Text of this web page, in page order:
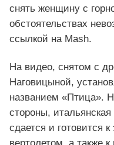
снять женщину с
обстоятельствах
ссылкой на Mash.
На видео, снятом с
Наговицыной,
названием «Птица».
стороны,
сдается и готовится